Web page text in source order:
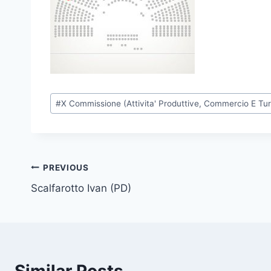
P
o
T
g
#X Commissione (Attivita' Produttive, Commercio E
Post
navigation
PREVIOUS
Scalfarotto Ivan (PD)